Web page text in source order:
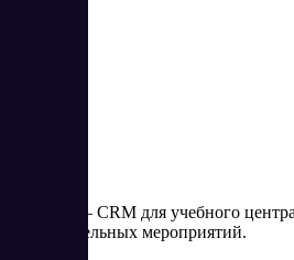
AlfaCRM – CRM для учебного
образовательных мероприятий.